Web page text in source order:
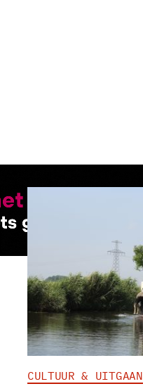
CULTUUR & UITGAAN